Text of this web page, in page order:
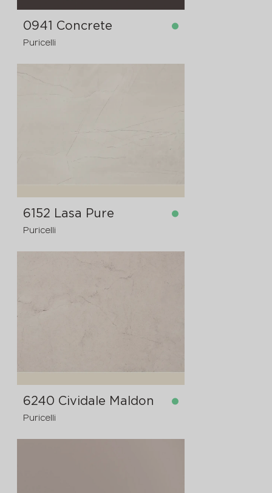
0941 Concrete
Puricelli
6152 Lasa Pure
Puricelli
4200x1620x12 mm
6240 Cividale Maldon
Puricelli